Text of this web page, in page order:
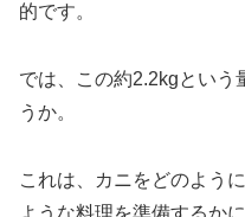
的です。
では、この約2.2kgという
うか。
これは、カニをどのよう
ような料理を準備するか